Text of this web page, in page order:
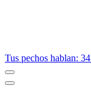
Tus pechos hablan: